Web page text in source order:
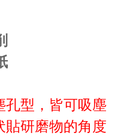
孔型 ， 皆可吸塵
貼研磨物的角度